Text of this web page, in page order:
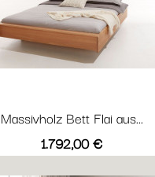
Massivholz Bett Flai aus...
Preis
1.792,00 €